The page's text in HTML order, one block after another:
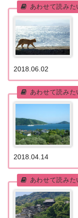
2018.06.02
2018.04.14